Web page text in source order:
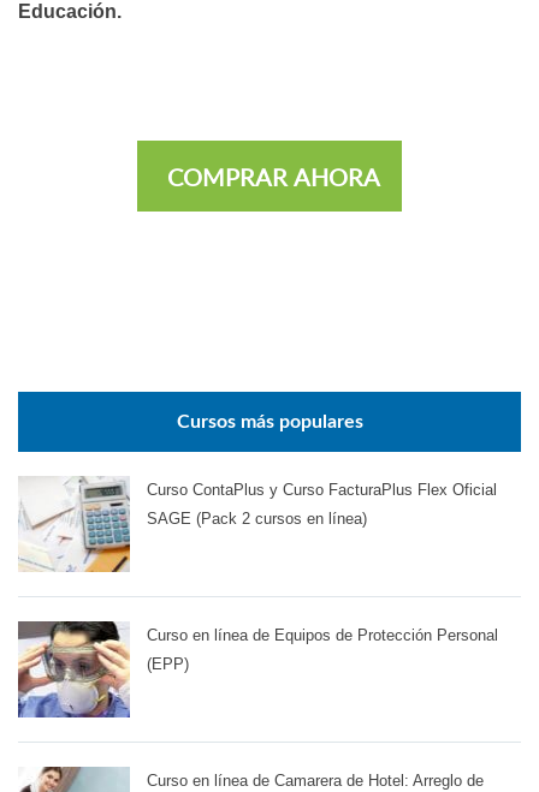
Educación.
COMPRAR AHORA
Cursos más populares
Curso ContaPlus y Curso FacturaPlus Flex Oficial
SAGE (Pack 2 cursos en línea)
Curso en línea de Equipos de Protección Personal
(EPP)
Curso en línea de Camarera de Hotel: Arreglo de